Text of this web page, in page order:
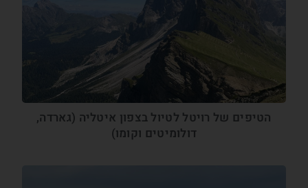
הטיפים של רויטל לטיול בצפון איטליה (גארדה,
דולומיטים וקומו)